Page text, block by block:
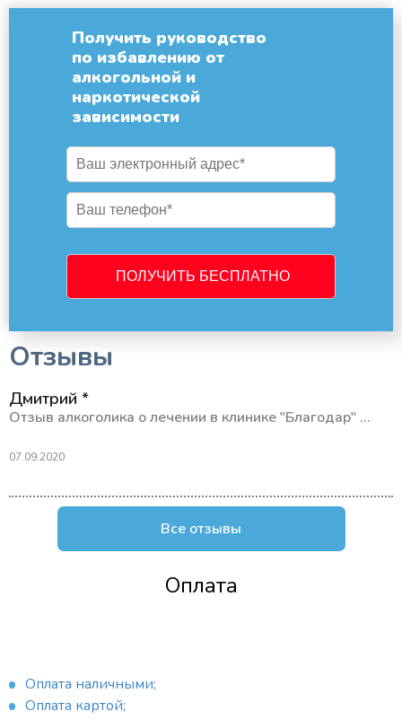
Получить руководство
по избавлению от
алкогольной и
наркотической
зависимости
Отзывы
Дмитрий *
Отзыв алкоголика о лечении в клинике "Благодар" ...
07.09.2020
Все отзывы
Оплата
Оплата наличными;
Оплата картой;